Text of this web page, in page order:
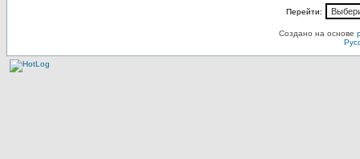
Перейти:
Создано на основе